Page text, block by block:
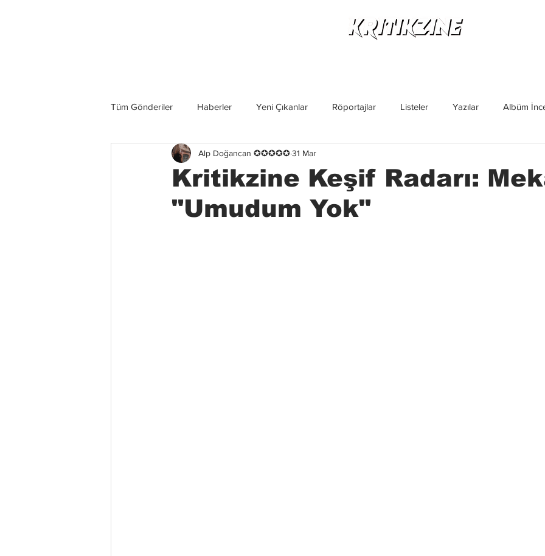
Tüm Gönderiler Haberler Yeni Çıkanlar Röportajlar Listeler Yazılar Albüm
Grup İncelemeleri Konserler İncelemeler
Kritikzine Keşif Radarı:
"Umudum Yok"
Alp Doğancan ✪✪✪✪✪ 31 Mar